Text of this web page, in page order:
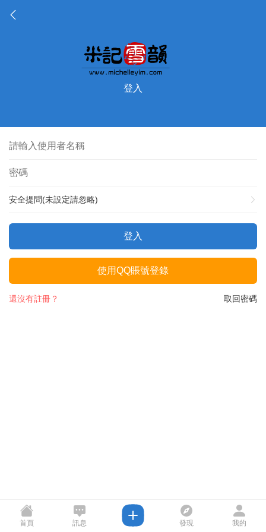
登入
安全提問(未設定請忽略)
登入
使用QQ賬號登錄
取回密碼
還沒有註冊？
首頁 訊息 發現 我的